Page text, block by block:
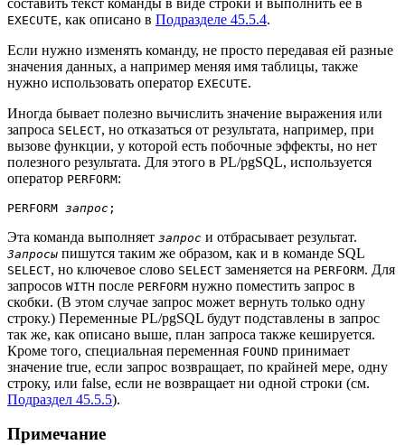
EXECUTE, как описано в Подразделе 45.5.4.
Если нужно изменять команду, не просто передавая ей разные
значения данных, а например меняя имя таблицы, также
нужно использовать оператор EXECUTE.
Иногда бывает полезно вычислить значение выражения или
запроса SELECT, но отказаться от результата, например, при
вызове функции, у которой есть побочные эффекты, но нет
полезного результата. Для этого в PL/pgSQL, используется
оператор PERFORM:
PERFORM запрос
Эта команда выполняет запрос и отбрасывает результат.
Запросы пишутся таким же образом, как и в команде SQL
SELECT, но ключевое слово SELECT заменяется на PERFORM. Для
запросов WITH после PERFORM нужно поместить запрос в
скобки. (В этом случае запрос может вернуть только одну
строку.) Переменные PL/pgSQL будут подставлены в запрос
так же, как описано выше, план запроса также кешируется.
Кроме того, специальная переменная FOUND принимает
значение true, если запрос возвращает, по крайней мере, одну
строку, или false, если не возвращает ни одной строки (см.
Подраздел 45.5.5).
Примечание